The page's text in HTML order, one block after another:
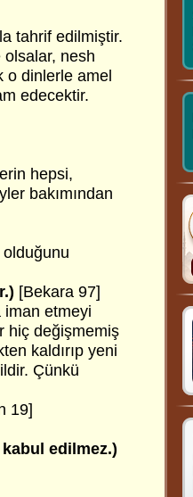
tahrif edilmiştir.
olsalar, nesh
o dinlerle amel
edecektir.
hepsi,
bakımından
[Bekara 97]
iman etmeyi
hiç değişmemiş
kaldırıp yeni
Çünkü
19]
edilmez.)